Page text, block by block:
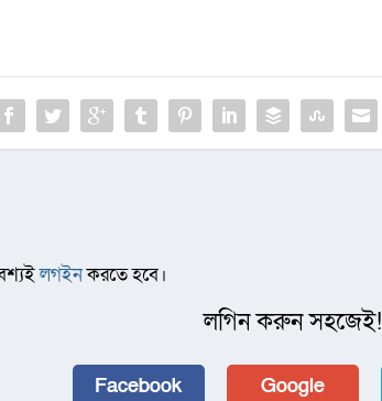
লগইনকরতে হবে।
লগিন করুন সহজেই!
Facebook Google